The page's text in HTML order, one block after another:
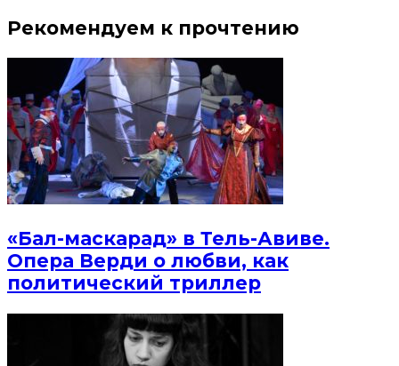
Рекомендуем к прочтению
«Бал-маскарад» в Тель-Авиве.
Опера Верди о любви, как
политический триллер